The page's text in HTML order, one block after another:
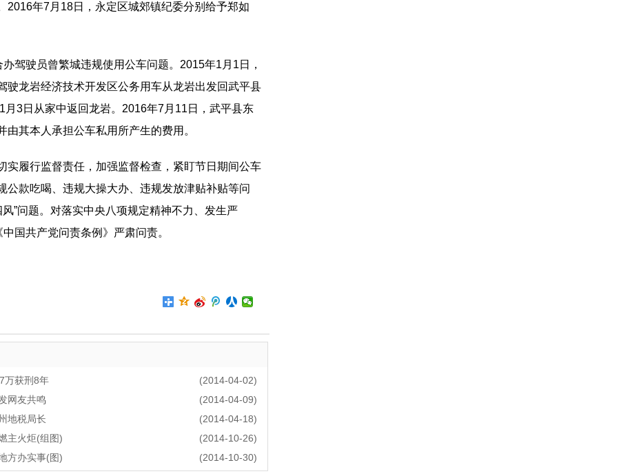
2016年7月18日，永定区城郊镇纪委分别给予郑如
驾驶员曾繁城违规使用公车问题。2015年1月1日，
驶龙岩经济技术开发区公务用车从龙岩出发回武平县
3日从家中返回龙岩。2016年7月11日，武平县东
其本人承担公车私用所产生的费用。
实履行监督责任，加强监督检查，紧盯节日期间公车
公款吃喝、违规大操大办、违规发放津贴补贴等问
”问题。对落实中央八项规定精神不力、发生严
国共产党问责条例》严肃问责。
(2014-04-02)
万获刑8年
(2014-04-09)
网友共鸣
(2014-04-18)
地税局长
(2014-10-26)
主火炬(组图)
(2014-10-30)
方办实事(图)